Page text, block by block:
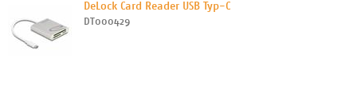
DeLock Card Reader USB Typ-C
DT000429